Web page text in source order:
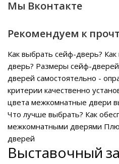
Мы Вконтакте
Рекомендуем к
Как выбрать сейф-дверь?
дверь? Размеры сейф-дверей
дверей самостоятельно -
критерии качественно
цвета межкомнатные двери
Что лучше выбрать? Как
межкомнатными дверями
дверей
Выставочный